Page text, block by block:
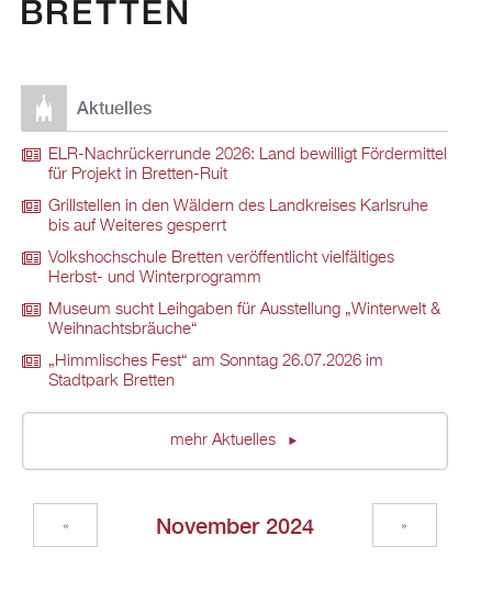
Aktuelles
ELR-Nachrückerrunde 2026: Land bewilligt Fördermittel
für Projekt in Bretten-Ruit
Grillstellen in den Wäldern des Landkreises Karlsruhe
bis auf Weiteres gesperrt
Volkshochschule Bretten veröffentlicht vielfältiges
Herbst- und Winterprogramm
Museum sucht Leihgaben für Ausstellung „Winterwelt &
Weihnachtsbräuche“
„Himmlisches Fest“ am Sonntag 26.07.2026 im
Stadtpark Bretten
mehr Aktuelles
November 2024
« »